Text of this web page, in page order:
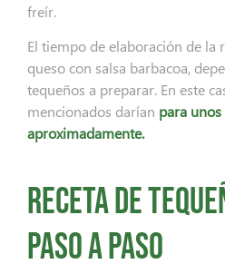
freír.
El tiempo de elaboración de la
queso con salsa barbacoa,
tequeños a preparar. En este
mencionados darían para
aproximadamente.
Receta de
paso a paso